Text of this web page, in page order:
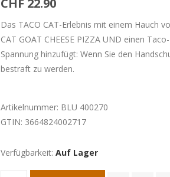
CHF 22.90
Das TACO CAT-Erlebnis mit einem Hauch
CAT GOAT CHEESE PIZZA UND einen
Spannung hinzufügt: Wenn Sie den
bestraft zu werden.
Artikelnummer: BLU 400270
GTIN: 3664824002717
Verfügbarkeit: Auf Lager